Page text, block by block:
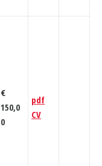
€
150,0
0
pdf
CV